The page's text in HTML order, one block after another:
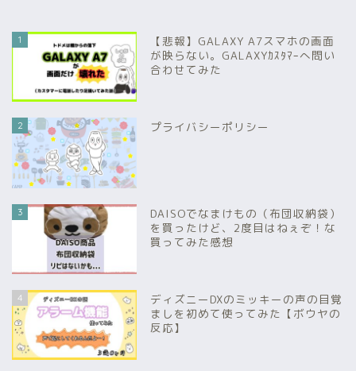
1
【悲報】GALAXY A7スマホの画面
が映らない。GALAXYｶｽﾀﾏｰへ問い
合わせてみた
2 プライバシーポリシー
3
DAISOでなまけもの（布団収納袋）
を買ったけど、2度目はねぇぞ！な
買ってみた感想
4
ディズニーDXのミッキーの声の目覚
ましを初めて使ってみた【ボウヤの
反応】